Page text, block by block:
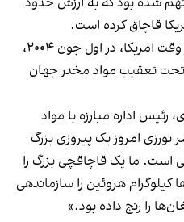
جورج دبلیو بوش، رئیس‌جمهور وقت امریکا، در اول جون ۲۰۰۴،
تحت تعقیب مواد مخدر جهان
رئیس اداره مبارزه با مواد
امروز یک پیروزی بزرگ
است. ما یک قاچاقچی بزرگ را
هروئین را سازماندهی
را رنج داده بود.»